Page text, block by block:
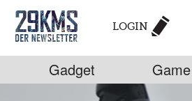
LOGIN
Gadget Game